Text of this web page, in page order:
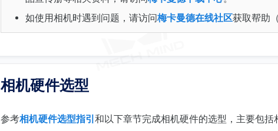
如使用相机时遇到问题，请访问梅卡曼德在线社区获取帮助
相机硬件选型
参考相机硬件选型指引 和以下章节完成相机硬件的选型，主要包括